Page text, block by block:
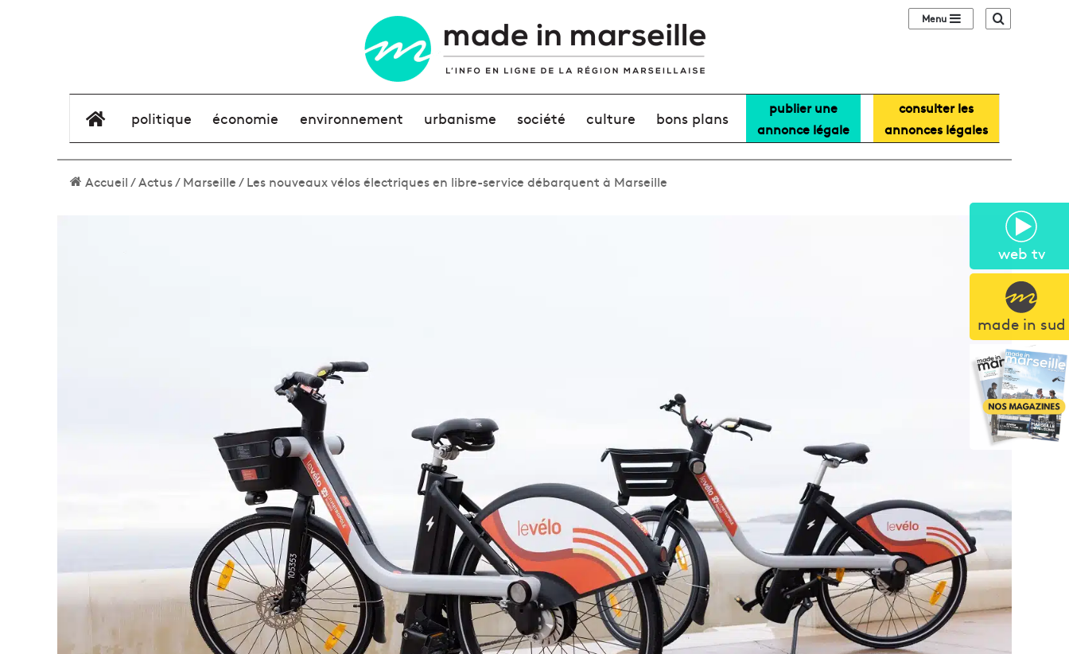
web tv
made in sud
Sidebar (barre
élément de menu
politique économie environnement urbanisme société culture bons plans
publier une
annonce légale
consulter les
annonces légales
Accueil/Actus/Marseille/Les nouveaux vélos électriques en libre-service débarquent à Marseille